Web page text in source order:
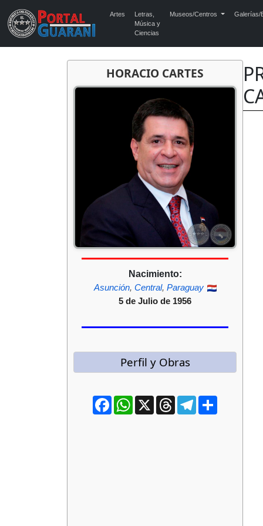
Artes
Letras,
Música y
Ciencias
Museos/Centros Galerías/
HORACIO CARTES
Nacimiento:
Asunción, Central, Paraguay
5 de Julio de 1956
Perfil y Obras
FacebookWhatsApp
X ThreadsTelegram